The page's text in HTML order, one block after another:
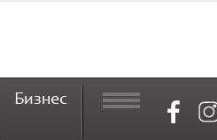
Бизнес